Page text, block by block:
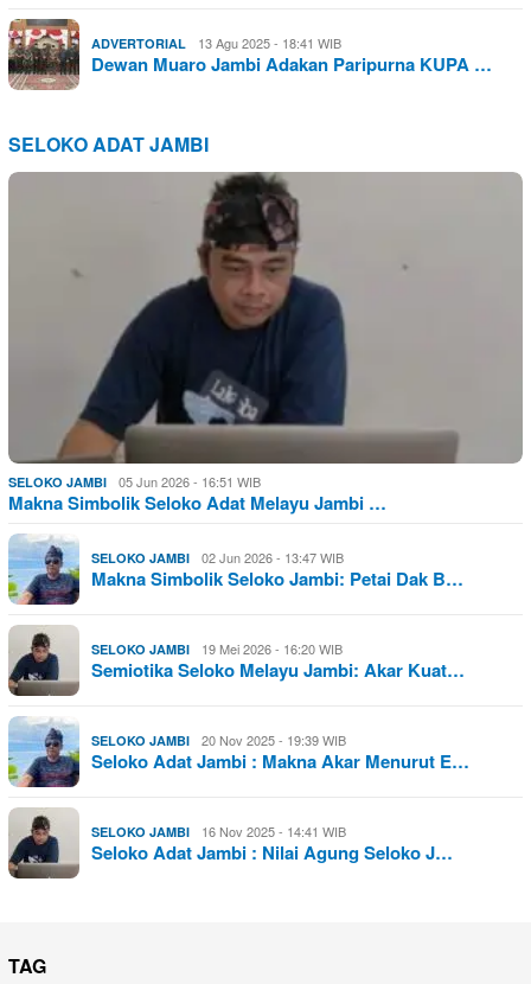
ADVERTORIAL 13 Agu 2025 - 18:41 WIB
Dewan Muaro Jambi Adakan Paripurna KUPA …
SELOKO ADAT JAMBI
SELOKO JAMBI 05 Jun 2026 - 16:51 WIB
Makna Simbolik Seloko Adat Melayu Jambi …
SELOKO JAMBI 02 Jun 2026 - 13:47 WIB
Makna Simbolik Seloko Jambi: Petai Dak B…
SELOKO JAMBI 19 Mei 2026 - 16:20 WIB
Semiotika Seloko Melayu Jambi: Akar Kuat…
SELOKO JAMBI 20 Nov 2025 - 19:39 WIB
Seloko Adat Jambi : Makna Akar Menurut E…
SELOKO JAMBI 16 Nov 2025 - 14:41 WIB
Seloko Adat Jambi : Nilai Agung Seloko J…
TAG